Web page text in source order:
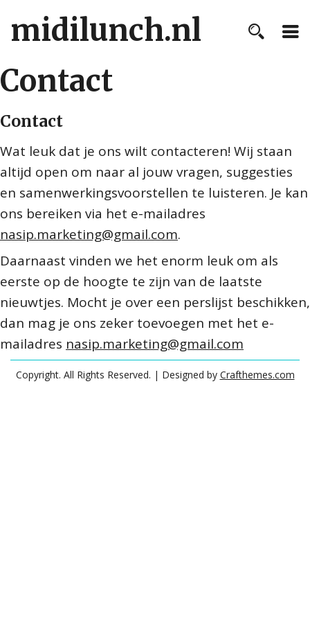
midilunch.nl
Contact
Contact
Wat leuk dat je ons wilt contacteren! Wij staan
altijd open om naar al jouw vragen, suggesties
en samenwerkingsvoorstellen te luisteren. Je kan
ons bereiken via het e-mailadres
nasip.marketing@gmail.com.
Daarnaast vinden we het enorm leuk om als
eerste op de hoogte te zijn van de laatste
nieuwtjes. Mocht je over een perslijst beschikken,
dan mag je ons zeker toevoegen met het e-
mailadres nasip.marketing@gmail.com
Copyright. All Rights Reserved. | Designed by Crafthemes.com